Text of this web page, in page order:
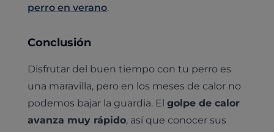
perro en verano.
Conclusión
Disfrutar del buen tiempo con tu perro es
una maravilla, pero en los meses de calor no
podemos bajar la guardia. El golpe de calor
avanza muy rápido, así que conocer sus